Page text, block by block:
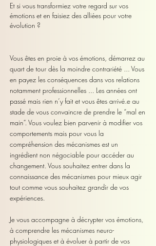
Et si vous transformiez votre regard sur vos
émotions et en faisiez des alliées pour votre
évolution ?
Vous êtes en proie à vos émotions, démarrez au
quart de tour dès la moindre contrariété ... Vous
en payez les conséquences dans vos relations
notamment professionnelles ... Les années ont
passé mais rien n’y fait et vous êtes arrivé.e au
stade de vous convaincre de prendre le “mal en
main”. Vous voulez bien parvenir à modifier vos
comportements mais pour vous la
compréhension des mécanismes est un
ingrédient non négociable pour accéder au
changement. Vous souhaitez entrer dans la
connaissance des mécanismes pour mieux agir
tout comme vous souhaitez grandir de vos
expériences.
Je vous accompagne à décrypter vos émotions,
à comprendre les mécanismes neuro-
physiologiques et à évoluer à partir de vos